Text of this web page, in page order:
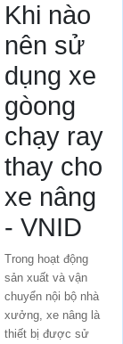
Khi nào
nên sử
dụng xe
gòong
chạy ray
thay cho
xe nâng
- VNID
Trong hoạt động
sản xuất và vận
chuyển nội bộ nhà
xưởng, xe nâng là
thiết bị được sử